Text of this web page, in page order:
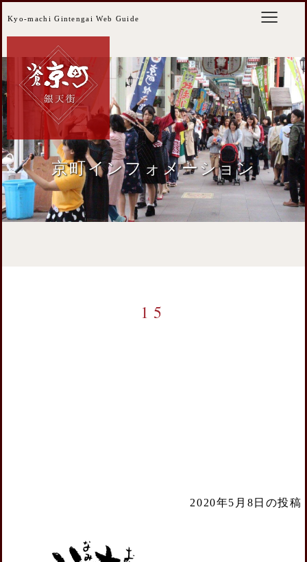
Kyo-machi Gintengai Web Guide
京町インフォメーション
15
2020年5月8日の投稿